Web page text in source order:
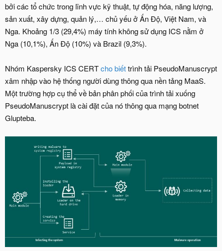
bởi các tổ chức trong lĩnh vực kỹ thuật, tự động hóa, năng lượng,
sản xuất, xây dựng, quản lý,… chủ yếu ở Ấn Độ, Việt Nam, và
Nga. Khoảng 1/3 (29,4%) máy tính không sử dụng ICS nằm ở
Nga (10,1%), Ấn Độ (10%) và Brazil (9,3%).
Nhóm Kaspersky ICS CERTcho biếttrình tải PseudoManuscrypt
xâm nhập vào hệ thống người dùng thông qua nền tảng MaaS.
Một trường hợp cụ thể về bản phân phối của trình tải xuống
PseudoManuscrypt là cài đặt của nó thông qua mạng botnet
Glupteba.